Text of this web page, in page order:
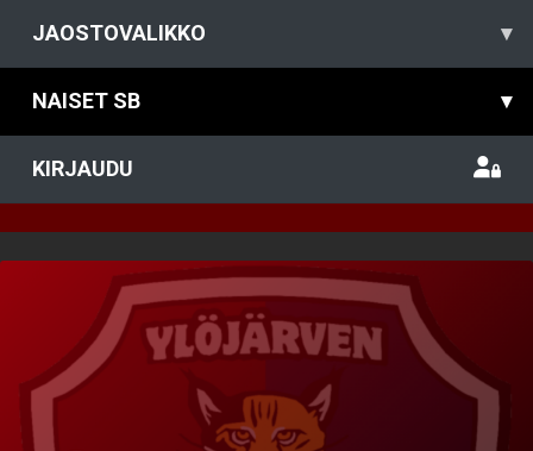
JAOSTOVALIKKO ▾
NAISET SB ▾
KIRJAUDU